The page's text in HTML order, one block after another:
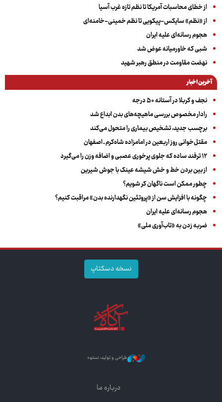
از خطای محاسبات آمریکا تا نظم تازه غرب آسیا
از «نظم» سایکس-پیکویی تا نظم خمینی-خامنه‌ای
هجوم رسانه‌ای علیه ایران
شبی که خاورمیانه عوض شد
نهضت مقاومت در منطق رهبر شهید
آخرین اخبار
نجف و کربلا در آستانه ۵۰ درجه
رادار مخصوص بررسی ماهیچه‌های بدن ابداع شد
برچسب جدید، تشخیص بیماری را متحول می‌کند
مقتل‌خوانی روز اربعین در امامزاده شاه‌کرم ـ اصفهان
۱۲ ترفند ساده که جلوی پرخوری عصبی و اضافه ‌وزن را می‌گیرد
از بین بردن خط و خش شیشه عینک با جوش شیرین
چطور ممکن است ناگهان کر شویم؟
چگونه با افزایش سن از «پروتئین نگهدارنده بدن» مراقبت کنیم؟
هجوم رسانه‌ای علیه ایران
ضربه زدن به «تاب‌آوری ملی»
نسخه دسکتاپ
طراحی و تولید: نستوه
درباره ما